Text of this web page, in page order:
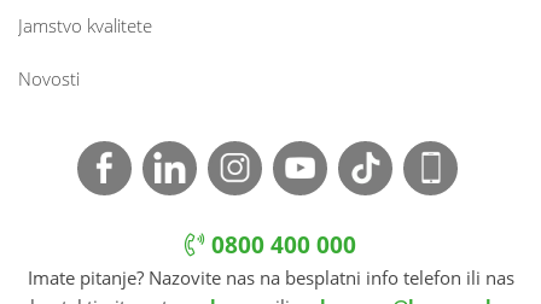
Jamstvo kvalitete
Novosti
0800 400 000
Imate pitanje? Nazovite nas na besplatni info telefon ili nas